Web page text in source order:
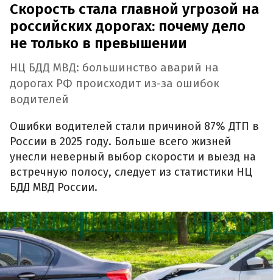
Скорость стала главной угрозой на
российских дорогах: почему дело
не только в превышении
НЦ БДД МВД: большинство аварий на
дорогах РФ происходит из-за ошибок
водителей
Ошибки водителей стали причиной 87% ДТП в
России в 2025 году. Больше всего жизней
унесли неверный выбор скорости и выезд на
встречную полосу, следует из статистики НЦ
БДД МВД России.